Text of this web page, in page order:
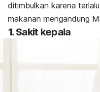
ditimbulkan karena
makanan mengandung
1. Sakit kepala